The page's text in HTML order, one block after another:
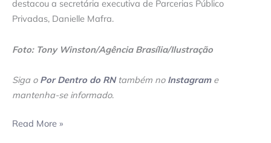
destacou a secretária executiva de Parcerias Público
Privadas, Danielle Mafra.
Foto: Tony Winston/Agência Brasília/Ilustração
Siga o Por Dentro do RNtambém no Instagrame
mantenha-se informado.
Read More »